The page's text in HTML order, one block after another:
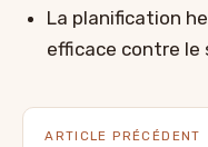
La planification
efficace contre le
ARTICLE PRÉCÉDENT